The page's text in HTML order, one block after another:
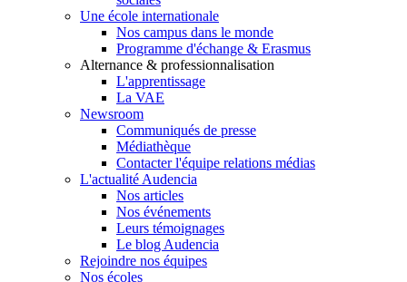
Une école internationale
Nos campus dans le monde
Programme d'échange & Erasmus
Alternance & professionnalisation
L'apprentissage
La VAE
Newsroom
Communiqués de presse
Médiathèque
Contacter l'équipe relations médias
L'actualité Audencia
Nos articles
Nos événements
Leurs témoignages
Le blog Audencia
Rejoindre nos équipes
Nos écoles